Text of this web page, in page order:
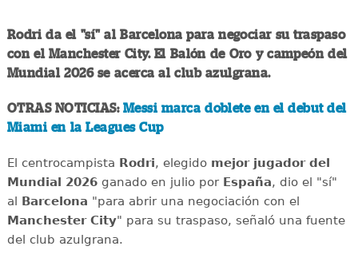
Rodri da el "sí" al Barcelona para negociar su traspaso
con el Manchester City. El Balón de Oro y campeón del
Mundial 2026 se acerca al club azulgrana.
OTRAS NOTICIAS: Messi marca doblete en el debut del
Miami en la Leagues Cup
El centrocampista Rodri, elegido mejor jugador del
Mundial 2026ganado en julio por España, dio el "sí"
al Barcelona "para abrir una negociación con el
Manchester City" para su traspaso, señaló una fuente
del club azulgrana.